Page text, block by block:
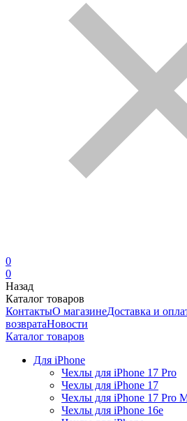
0
0
Назад
Каталог товаров
КонтактыО магазинеДоставка и
возвратаНовости
Каталог товаров
Для iPhone
Чехлы для iPhone 17 Pro
Чехлы для iPhone 17
Чехлы для iPhone 17 Pro
Чехлы для iPhone 16e